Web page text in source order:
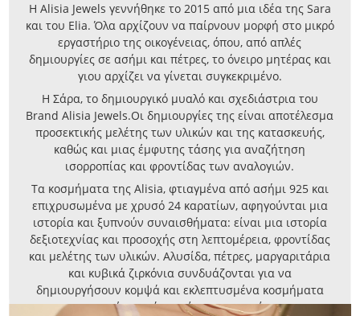
Η Alisia Jewels γεννήθηκε το 2015 από μια ιδέα της Sara
και του Elia. Όλα αρχίζουν να παίρνουν μορφή στο μικρό
εργαστήριο της οικογένειας, όπου, από απλές
δημιουργίες σε ασήμι και πέτρες, το όνειρο μητέρας και
γιου αρχίζει να γίνεται συγκεκριμένο.
Η Σάρα, το δημιουργικό μυαλό και σχεδιάστρια του
Brand Alisia Jewels.Οι δημιουργίες της είναι αποτέλεσμα
προσεκτικής μελέτης των υλικών και της κατασκευής,
καθώς και μιας έμφυτης τάσης για αναζήτηση
ισορροπίας και φροντίδας των αναλογιών.
Τα κοσμήματα της Alisia, φτιαγμένα από ασήμι 925 και
επιχρυσωμένα με χρυσό 24 καρατίων, αφηγούνται μια
ιστορία και ξυπνούν συναισθήματα: είναι μια ιστορία
δεξιοτεχνίας και προσοχής στη λεπτομέρεια, φροντίδας
και μελέτης των υλικών. Αλυσίδα, πέτρες, μαργαριτάρια
και κυβικά ζιρκόνια συνδυάζονται για να
δημιουργήσουν κομψά και εκλεπτυσμένα κοσμήματα
φτιαγμένα από γυναίκες για γυναίκες.